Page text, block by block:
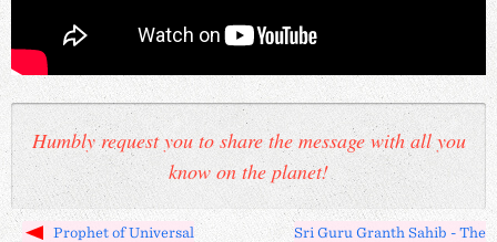
Humbly request you to share the message with all you
know on the planet!
Prophet of Universal
Sri Guru Granth Sahib - The